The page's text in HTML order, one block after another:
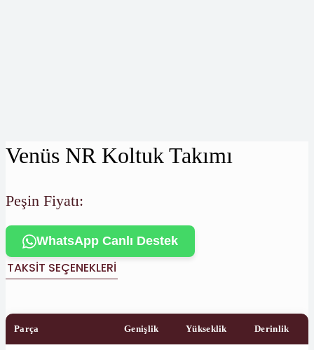
Venüs NR Koltuk Takımı
Peşin Fiyatı:
WhatsApp Canlı Destek
TAKSIT SEÇENEKLERI
Parça Genişlik Yükseklik Derinlik